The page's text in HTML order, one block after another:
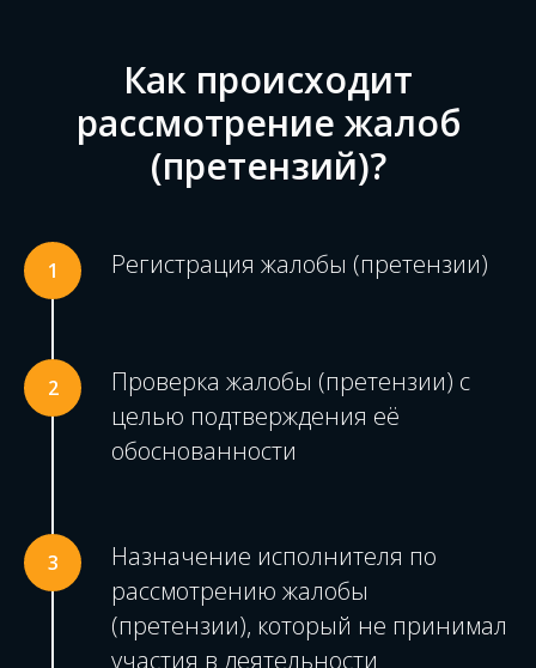
Как происходит
рассмотрение жалоб
(претензий)?
Регистрация жалобы (претензии)
Проверка жалобы (претензии) с
целью подтверждения её
обоснованности
Назначение исполнителя по
рассмотрению жалобы
(претензии), который не принимал
участия в деятельности